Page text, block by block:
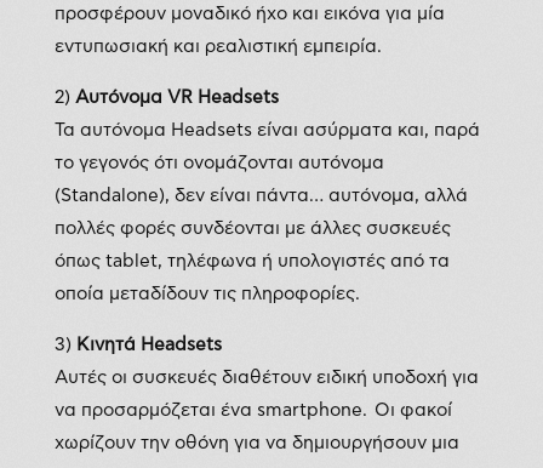
προσφέρουν μοναδικό ήχο και εικόνα για μία
εντυπωσιακή και ρεαλιστική εμπειρία.
2) Αυτόνομα VR Headsets
Τα αυτόνομα Headsets είναι ασύρματα και, παρά
το γεγονός ότι ονομάζονται αυτόνομα
(Standalone), δεν είναι πάντα… αυτόνομα, αλλά
πολλές φορές συνδέονται με άλλες συσκευές
όπως tablet, τηλέφωνα ή υπολογιστές από τα
οποία μεταδίδουν τις πληροφορίες.
3) Κινητά Headsets
Αυτές οι συσκευές διαθέτουν ειδική υποδοχή για
να προσαρμόζεται ένα smartphone. Οι φακοί
χωρίζουν την οθόνη για να δημιουργήσουν μια